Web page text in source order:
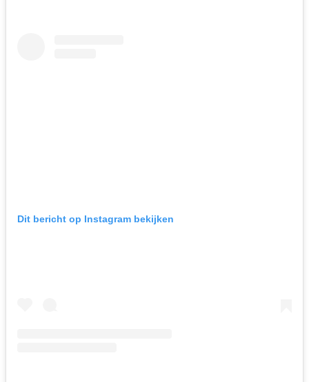
Dit bericht op Instagram bekijken